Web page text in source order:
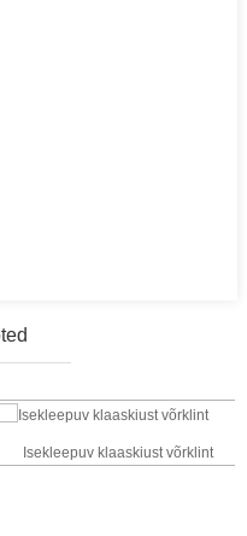
Isekleepuv klaaskiust võrklint